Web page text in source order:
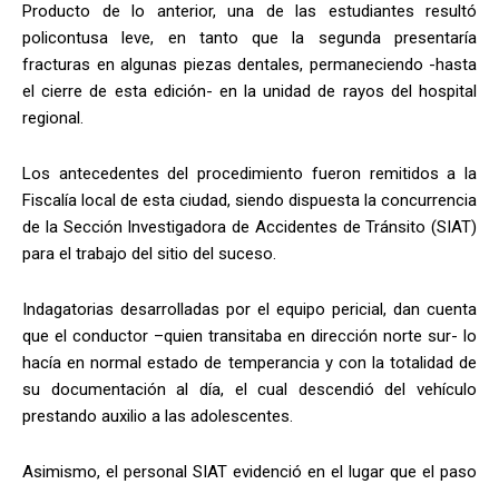
Producto de lo anterior, una de las estudiantes resultó
policontusa leve, en tanto que la segunda presentaría
fracturas en algunas piezas dentales, permaneciendo -hasta
el cierre de esta edición- en la unidad de rayos del hospital
regional.
Los antecedentes del procedimiento fueron remitidos a la
Fiscalía local de esta ciudad, siendo dispuesta la concurrencia
de la Sección Investigadora de Accidentes de Tránsito (SIAT)
para el trabajo del sitio del suceso.
Indagatorias desarrolladas por el equipo pericial, dan cuenta
que el conductor –quien transitaba en dirección norte sur- lo
hacía en normal estado de temperancia y con la totalidad de
su documentación al día, el cual descendió del vehículo
prestando auxilio a las adolescentes.
Asimismo, el personal SIAT evidenció en el lugar que el paso